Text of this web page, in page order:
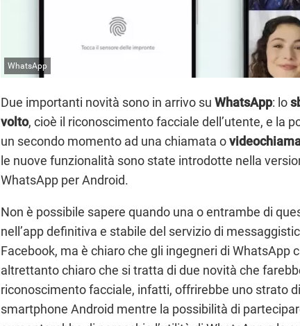
WhatsApp
Due importanti novità sono in arrivo su WhatsApp: lo
volto, cioè il riconoscimento facciale dell’utente, e la
un secondo momento ad una chiamata o
le nuove funzionalità sono state introdotte nella
WhatsApp per Android.
Non è possibile sapere quando una o entrambe di
nell’app definitiva e stabile del servizio di
Facebook, ma è chiaro che gli ingegneri di WhatsApp
altrettanto chiaro che si tratta di due novità che
riconoscimento facciale, infatti, offrirebbe uno strato di
smartphone Android mentre la possibilità di